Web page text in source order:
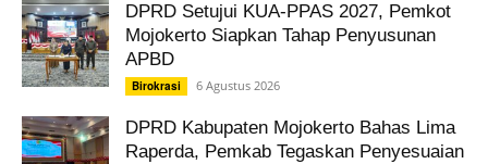
DPRD Setujui KUA-PPAS 2027, Pemkot
Mojokerto Siapkan Tahap Penyusunan
APBD
Birokrasi 6 Agustus 2026
DPRD Kabupaten Mojokerto Bahas Lima
Raperda, Pemkab Tegaskan Penyesuaian